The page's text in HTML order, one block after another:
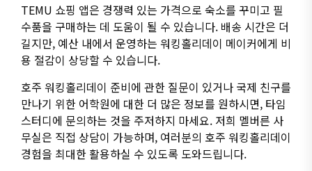
TEMU 쇼핑 앱은 경쟁력 있는 가격으로 숙소를 꾸미고 필
수품을 구매하는 데 도움이 될 수 있습니다. 배송 시간은 더
길지만, 예산 내에서 운영하는 워킹홀리데이 메이커에게 비
용 절감이 상당할 수 있습니다.
호주 워킹홀리데이 준비에 관한 질문이 있거나 국제 친구를
만나기 위한 어학원에 대한 더 많은 정보를 원하시면, 타임
스터디에 문의하는 것을 주저하지 마세요. 저희 멜버른 사
무실은 직접 상담이 가능하며, 여러분의 호주 워킹홀리데이
경험을 최대한 활용하실 수 있도록 도와드립니다.